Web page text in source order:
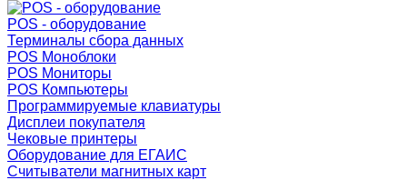
POS - оборудование
Терминалы сбора данных
POS Моноблоки
POS Мониторы
POS Компьютеры
Программируемые клавиатуры
Дисплеи покупателя
Чековые принтеры
Оборудование для ЕГАИС
Считыватели магнитных карт